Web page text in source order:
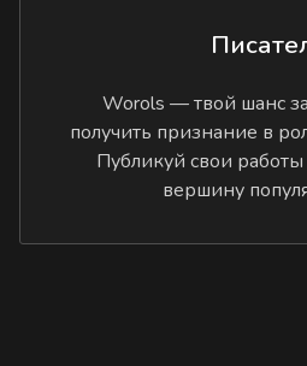
Worols — твой шанс
получить признание в
Публикуй свои
вершину